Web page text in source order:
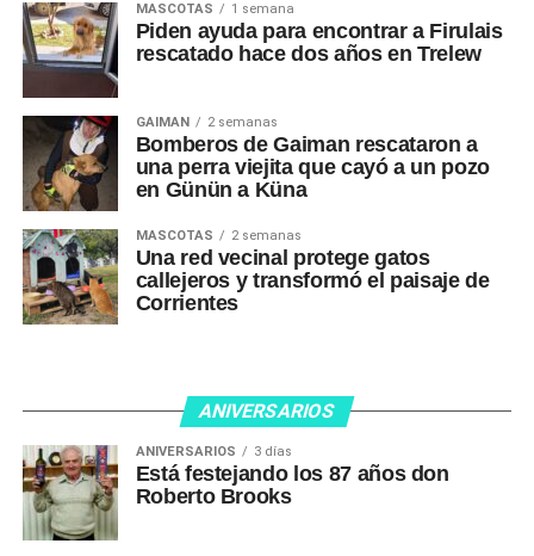
MASCOTAS 1 semana
Piden ayuda para encontrar a Firulais
rescatado hace dos años en Trelew
GAIMAN 2 semanas
Bomberos de Gaiman rescataron a
una perra viejita que cayó a un pozo
en Günün a Küna
MASCOTAS 2 semanas
Una red vecinal protege gatos
callejeros y transformó el paisaje de
Corrientes
ANIVERSARIOS
ANIVERSARIOS 3 días
Está festejando los 87 años don
Roberto Brooks